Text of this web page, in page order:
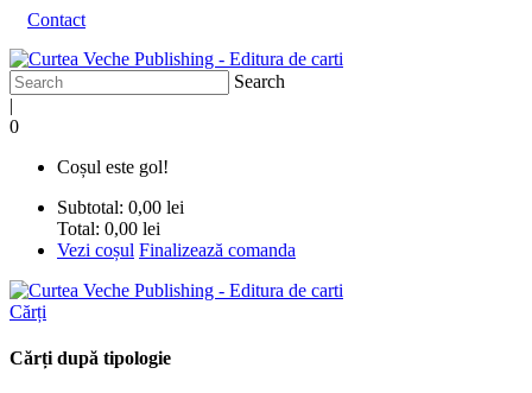
Contact
Search
|
0
Coșul este gol!
Subtotal: 0,00 lei
Total: 0,00 lei
Vezi coșul Finalizează comanda
Cărți
Cărți după tipologie